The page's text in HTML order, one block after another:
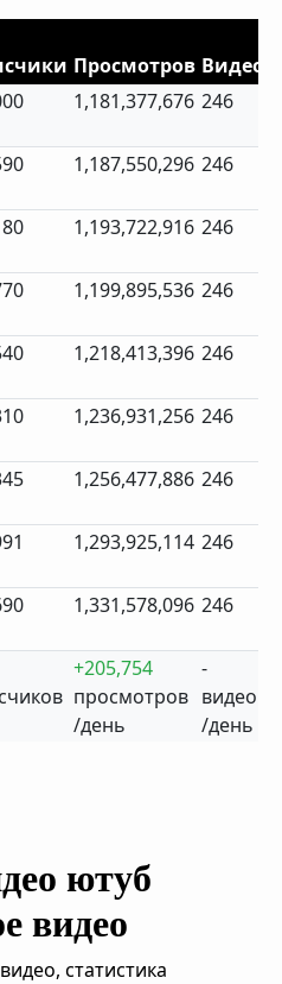
Просмотров Видео
1,181,377,676 246
1,187,550,296 246
1,193,722,916 246
1,199,895,536 246
1,218,413,396 246
1,236,931,256 246
1,256,477,886 246
1,293,925,114 246
1,331,578,096 246
+205,754
просмотров
/день
-
видео
/день
ютуб
видео
статистика